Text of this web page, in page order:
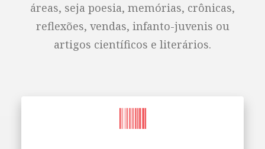
áreas, seja poesia, memórias, crônicas,
reflexões, vendas, infanto-juvenis ou
artigos científicos e literários.